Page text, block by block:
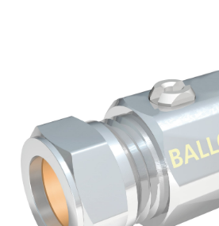
Lämpö ja
vesi
HINNASTOT